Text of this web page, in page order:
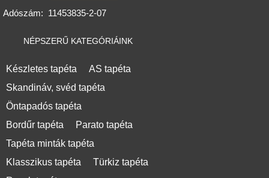
Adószám: 11453835-2-07
NÉPSZERŰ KATEGÓRIÁINK
Készletes tapéta
AS tapéta
Skandináv, svéd tapéta
Öntapadós tapéta
Bordűr tapéta
Parato tapéta
Tapéta minták tapéta
Klasszikus tapéta
Türkiz tapéta